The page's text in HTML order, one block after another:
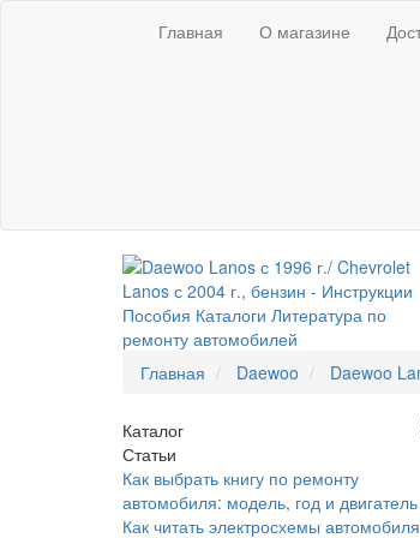
Главная О магазине
Главная Daewoo Daewoo
Каталог
Статьи
Как выбрать книгу по ремонту
автомобиля: модель, год и двигатель
Как читать электросхемы